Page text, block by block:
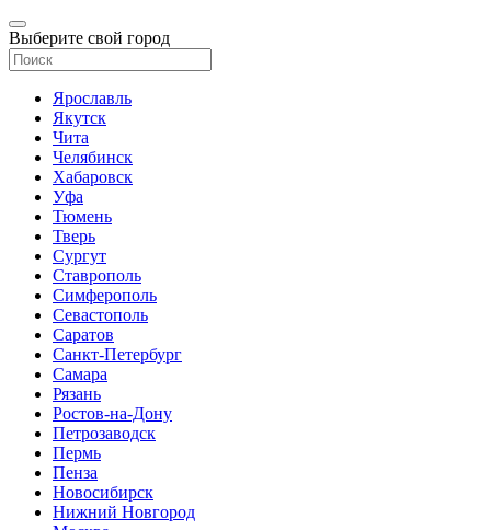
Выберите свой город
Ярославль
Якутск
Чита
Челябинск
Хабаровск
Уфа
Тюмень
Тверь
Сургут
Ставрополь
Симферополь
Севастополь
Саратов
Санкт-Петербург
Самара
Рязань
Ростов-на-Дону
Петрозаводск
Пермь
Пенза
Новосибирск
Нижний Новгород